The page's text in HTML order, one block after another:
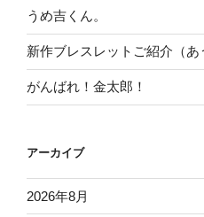
うめ吉くん。
新作ブレスレットご紹介（あ
がんばれ！金太郎！
アーカイブ
2026年8月